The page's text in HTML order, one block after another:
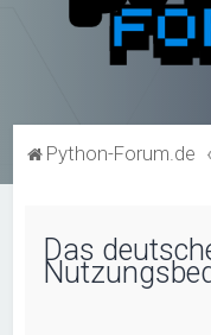
Python-Forum.de
Das